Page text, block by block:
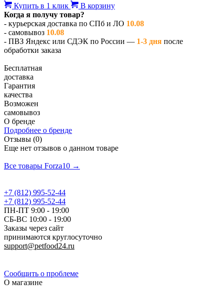
Купить в 1 клик
В корзину
Когда я получу товар?
- курьерская доставка по СПб и ЛО 10.08
- самовывоз 10.08
- ПВЗ Яндекс или СДЭК по России — 1-3 дня после
обработки заказа
Бесплатная
доставка
Гарантия
качества
Возможен
самовывоз
О бренде
Подробнее о бренде
Отзывы (0)
Еще нет отзывов о данном товаре
Все товары Forza10 →
+7 (812) 995-52-44
+7 (812) 995-52-44
ПН-ПТ 9:00 - 19:00
СБ-ВС 10:00 - 19:00
Заказы через сайт
принимаются круглосуточно
support@petfood24.ru
Сообщить о проблеме
О магазине